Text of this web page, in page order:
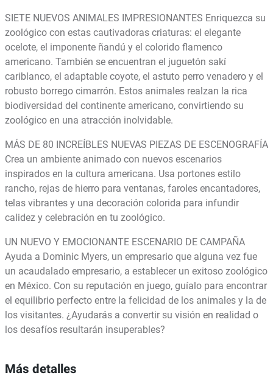
SIETE NUEVOS ANIMALES IMPRESIONANTES Enriquezca su
zoológico con estas cautivadoras criaturas: el elegante
ocelote, el imponente ñandú y el colorido flamenco
americano. También se encuentran el juguetón sakí
cariblanco, el adaptable coyote, el astuto perro venadero y el
robusto borrego cimarrón. Estos animales realzan la rica
biodiversidad del continente americano, convirtiendo su
zoológico en una atracción inolvidable.
MÁS DE 80 INCREÍBLES NUEVAS PIEZAS DE ESCENOGRAFÍA
Crea un ambiente animado con nuevos escenarios
inspirados en la cultura americana. Usa portones estilo
rancho, rejas de hierro para ventanas, faroles encantadores,
telas vibrantes y una decoración colorida para infundir
calidez y celebración en tu zoológico.
UN NUEVO Y EMOCIONANTE ESCENARIO DE CAMPAÑA
Ayuda a Dominic Myers, un empresario que alguna vez fue
un acaudalado empresario, a establecer un exitoso zoológico
en México. Con su reputación en juego, guíalo para encontrar
el equilibrio perfecto entre la felicidad de los animales y la de
los visitantes. ¿Ayudarás a convertir su visión en realidad o
los desafíos resultarán insuperables?
Más detalles